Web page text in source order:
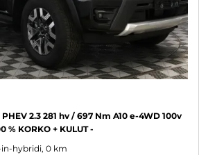
2.3 281 hv / 697 Nm A10 e-4WD 100v
% KORKO + KULUT -
hybridi, 0 km